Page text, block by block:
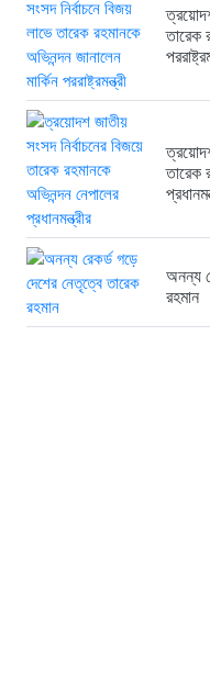
তারেক
তারেক
অনন্য
রহমান